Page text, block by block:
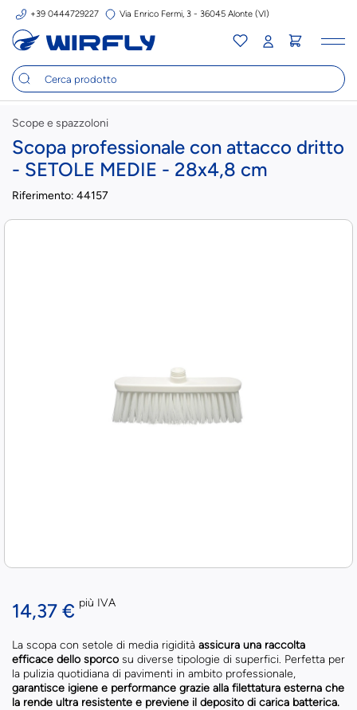
+39 0444729227 Via Enrico Fermi, 3 - 36045 Alonte (VI)
Scope e spazzoloni
Scopa professionale con attacco dritto
- SETOLE MEDIE - 28x4,8 cm
Riferimento: 44157
14,37 € più IVA
La scopa con setole di media rigidità assicura una raccolta
efficace dello sporco su diverse tipologie di superfici. Perfetta per
la pulizia quotidiana di pavimenti in ambito professionale,
garantisce igiene e performance grazie alla filettatura esterna che
la rende ultra resistente e previene il deposito di carica batterica.